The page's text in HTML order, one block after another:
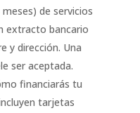
de servicios
extracto bancario
y dirección. Una
ser aceptada.
financiarás tu
tarjetas